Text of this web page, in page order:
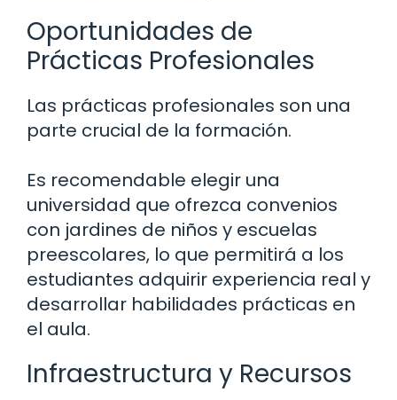
Oportunidades de
Prácticas Profesionales
Las prácticas profesionales son una
parte crucial de la formación.
Es recomendable elegir una
universidad que ofrezca convenios
con jardines de niños y escuelas
preescolares, lo que permitirá a los
estudiantes adquirir experiencia real y
desarrollar habilidades prácticas en
el aula.
Infraestructura y Recursos